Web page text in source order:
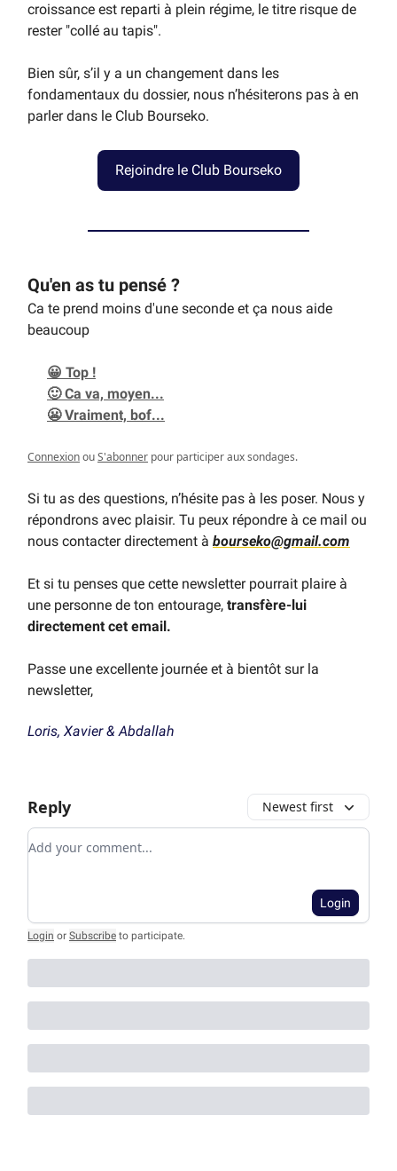
croissance est reparti à plein régime, le titre risque de
rester "collé au tapis".
Bien sûr, s’il y a un changement dans les
fondamentaux du dossier, nous n’hésiterons pas à en
parler dans le Club Bourseko.
Rejoindre le Club Bourseko
Qu'en as tu pensé ?
Ca te prend moins d'une seconde et ça nous aide
beaucoup
😀 Top !
🙂 Ca va, moyen...
😬 Vraiment, bof...
ConnexionouS'abonner pour participer aux sondages.
Si tu as des questions, n’hésite pas à les poser. Nous y
répondrons avec plaisir. Tu peux répondre à ce mail ou
nous contacter directement à bourseko@gmail.com
Et si tu penses que cette newsletter pourrait plaire à
une personne de ton entourage, transfère-lui
directement cet email.
Passe une excellente journée et à bientôt sur la
newsletter,
Loris, Xavier & Abdallah
Reply Newest first
Add your comment
Login
Login or Subscribe to participate.